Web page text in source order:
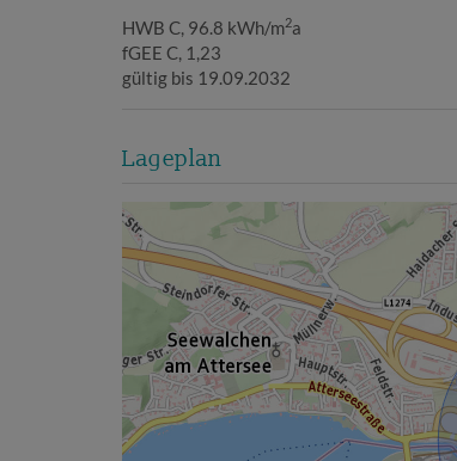
HWB C, 96.8 kWh/m2a
fGEE C, 1,23
gültig bis 19.09.2032
Lageplan